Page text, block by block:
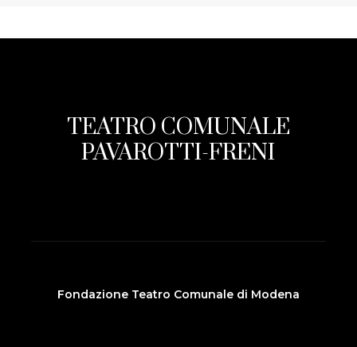
TEATRO COMUNALE
PAVAROTTI-FRENI
Fondazione Teatro Comunale di Modena